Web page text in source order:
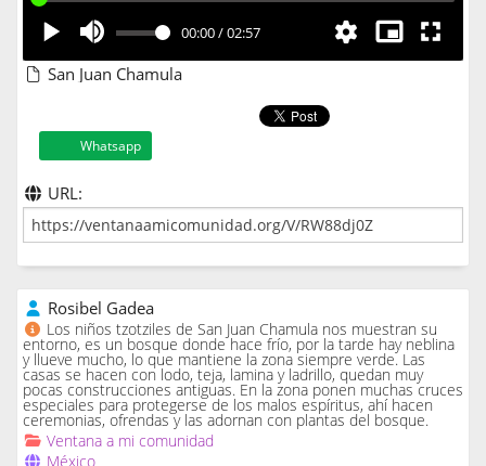
00:00/02:57
San Juan Chamula
Whatsapp
URL:
Rosibel Gadea
Los niños tzotziles de San Juan Chamula nos muestran su
entorno, es un bosque donde hace frío, por la tarde hay neblina
y llueve mucho, lo que mantiene la zona siempre verde. Las
casas se hacen con lodo, teja, lamina y ladrillo, quedan muy
pocas construcciones antiguas. En la zona ponen muchas cruces
especiales para protegerse de los malos espíritus, ahí hacen
ceremonias, ofrendas y las adornan con plantas del bosque.
Ventana a mi comunidad
México